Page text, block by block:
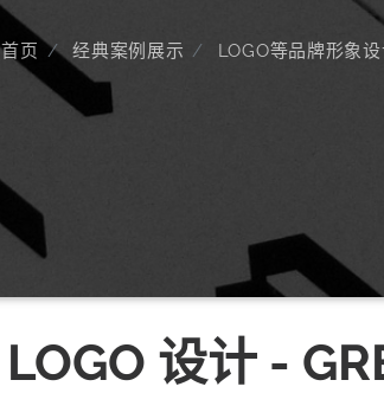
首页 经典案例展示 LOGO等品牌形象
LOGO 设计 -